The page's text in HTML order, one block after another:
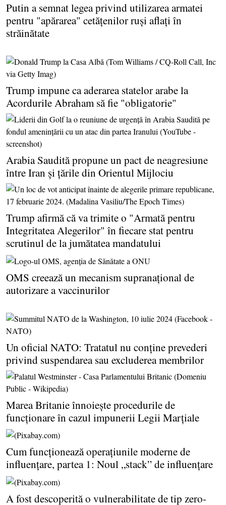
Putin a semnat legea privind utilizarea armatei
pentru "apărarea" cetăţenilor ruşi aflaţi în
străinătate
Trump impune ca aderarea statelor arabe la
Acordurile Abraham să fie "obligatorie"
Arabia Saudită propune un pact de neagresiune
între Iran şi ţările din Orientul Mijlociu
Trump afirmă că va trimite o "Armată pentru
Integritatea Alegerilor" în fiecare stat pentru
scrutinul de la jumătatea mandatului
OMS creează un mecanism supranaţional de
autorizare a vaccinurilor
Un oficial NATO: Tratatul nu conţine prevederi
privind suspendarea sau excluderea membrilor
Marea Britanie înnoieşte procedurile de
funcţionare în cazul impunerii Legii Marţiale
Cum funcţionează operaţiunile moderne de
influenţare, partea 1: Noul „stack” de influenţare
A fost descoperită o vulnerabilitate de tip zero-